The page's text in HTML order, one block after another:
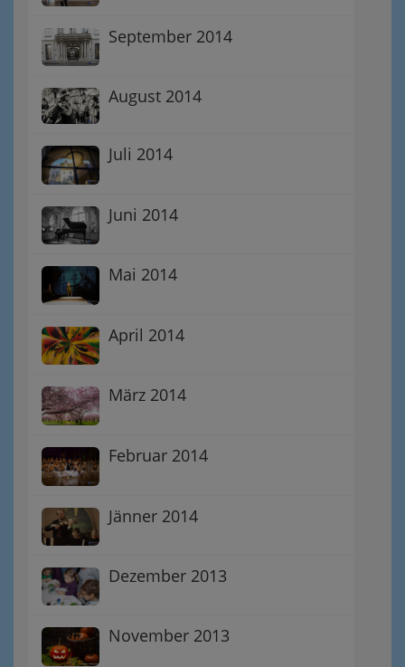
September 2014
August 2014
Juli 2014
Juni 2014
Mai 2014
April 2014
März 2014
Februar 2014
Jänner 2014
Dezember 2013
November 2013